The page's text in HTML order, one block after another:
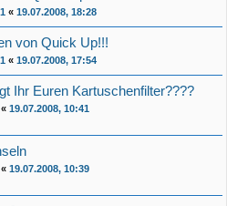
« 19.07.2008, 18:28
von Quick Up!!!
« 19.07.2008, 17:54
Ihr Euren Kartuschenfilter????
« 19.07.2008, 10:41
« 19.07.2008, 10:39